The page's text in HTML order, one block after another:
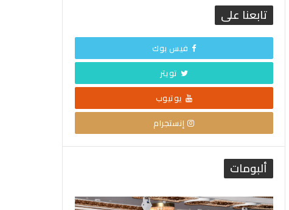
تابعنا على
فيس بوك
تويتر
يوتيوب
إنستجرام
ألبومات